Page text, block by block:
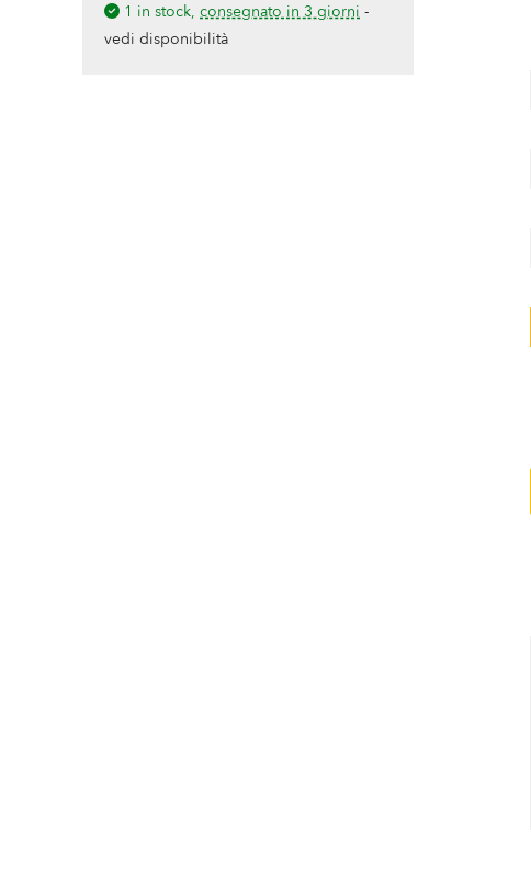
1 in stock, consegnato in 3 giorni -
vedi disponibilità